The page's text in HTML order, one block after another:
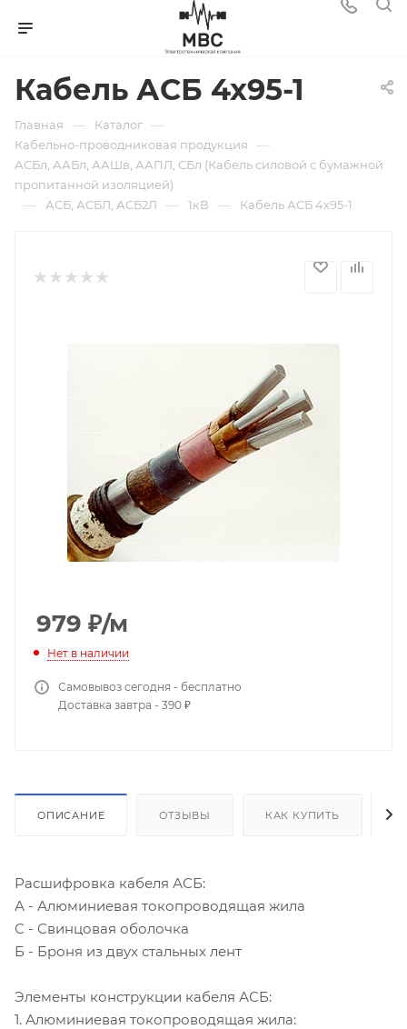
Кабель АСБ 4х95-1
Главная — Каталог —
Кабельно-проводниковая продукция —
АСБл, ААБл, ААШв, ААПЛ, СБл (Кабель силовой с бумажной
пропитанной изоляцией)
— АСБ, АСБЛ, АСБ2Л — 1кВ — Кабель АСБ 4х95-1
979 ₽/м
Нет в наличии
Самовывоз сегодня - бесплатно
Доставка завтра - 390 ₽
ОПИСАНИЕ ОТЗЫВЫ КАК КУПИТЬ
Расшифровка кабеля АСБ:
А - Алюминиевая токопроводящая жила
С - Свинцовая оболочка
Б - Броня из двух стальных лент
Элементы конструкции кабеля АСБ:
1. Алюминиевая токопроводящая жила: